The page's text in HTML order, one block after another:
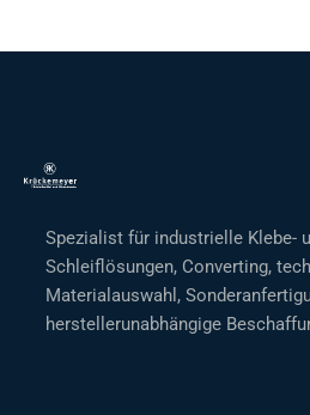
Spezialist für industrielle Klebe-
Schleiflösungen, Converting,
Materialauswahl,
herstellerunabhängige